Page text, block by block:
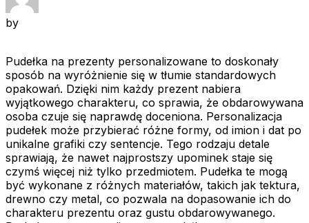
by
Pudełka na prezenty personalizowane to doskonały
sposób na wyróżnienie się w tłumie standardowych
opakowań. Dzięki nim każdy prezent nabiera
wyjątkowego charakteru, co sprawia, że obdarowywana
osoba czuje się naprawdę doceniona. Personalizacja
pudełek może przybierać różne formy, od imion i dat po
unikalne grafiki czy sentencje. Tego rodzaju detale
sprawiają, że nawet najprostszy upominek staje się
czymś więcej niż tylko przedmiotem. Pudełka te mogą
być wykonane z różnych materiałów, takich jak tektura,
drewno czy metal, co pozwala na dopasowanie ich do
charakteru prezentu oraz gustu obdarowywanego.